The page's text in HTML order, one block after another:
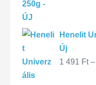
Henelit
Új
1 491 Ft –